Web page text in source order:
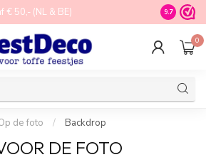
€ 50,- (NL & BE) STORE in
9.7
0
de foto / Backdrop
DE FOTO